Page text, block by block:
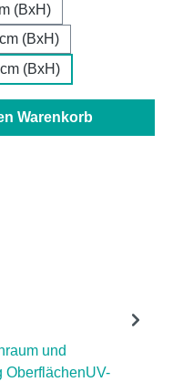
(BxH)
(BxH)
(BxH)
gewünschten
Warenkorb
und
OberflächenUV-